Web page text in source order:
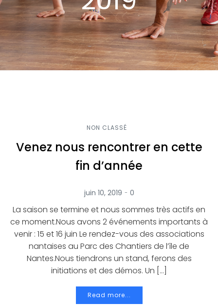
NON CLASSÉ
Venez nous rencontrer en cette
fin d’année
juin 10, 2019 - 0
La saison se termine et nous sommes très actifs en
ce moment.Nous avons 2 événements importants à
venir : 15 et 16 juin Le rendez-vous des associations
nantaises au Parc des Chantiers de l’île de
Nantes.Nous tiendrons un stand, ferons des
initiations et des démos. Un […]
Read more...